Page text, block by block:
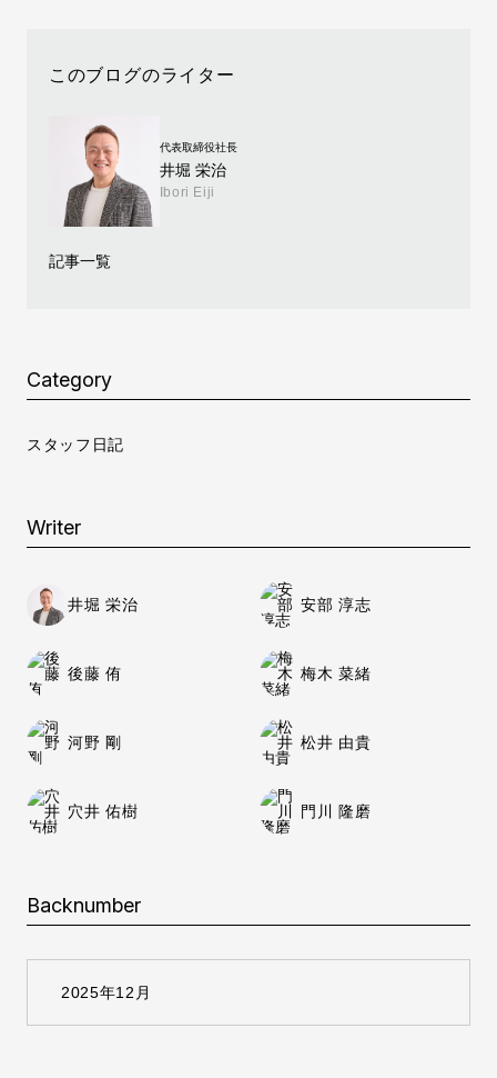
このブログのライター
代表取締役社長
井堀 栄治
Ibori Eiji
記事一覧
Category
スタッフ日記
Writer
井堀 栄治 安部 淳志
後藤 侑 梅木 菜緒
河野 剛 松井 由貴
穴井 佑樹 門川 隆磨
Backnumber